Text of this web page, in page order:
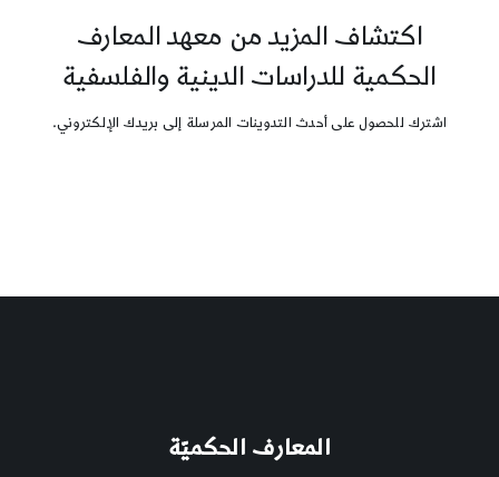
اكتشاف المزيد من معهد المعارف
الحكمية للدراسات الدينية والفلسفية
اشترك للحصول على أحدث التدوينات المرسلة إلى بريدك الإلكتروني.
المعارف الحكميّة